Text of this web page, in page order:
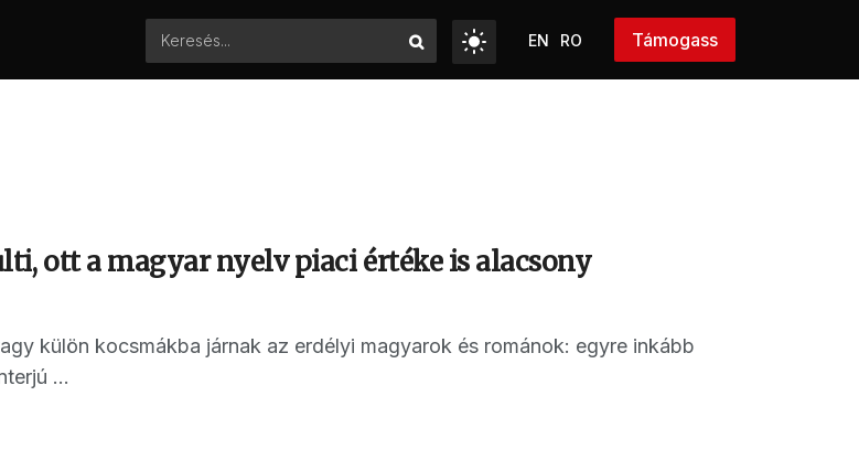
EN RO Támogass
ott a magyar nyelv piaci értéke is alacsony
külön kocsmákba járnak az erdélyi magyarok és románok: egyre inkább
...